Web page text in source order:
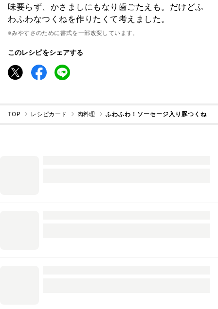
味要らず、かさましにもなり歯ごたえも。だけどふ
わふわなつくねを作りたくて考えました。
※みやすさのために書式を一部改変しています。
このレシピをシェアする
TOP レシピカード 肉料理 ふわふわ！ソーセージ入り豚つくね